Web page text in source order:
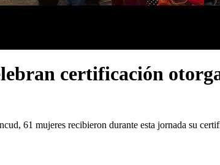
certificación
61 mujeres recibieron durante esta jornada su